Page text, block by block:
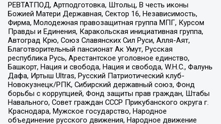
РЕВТАТПОД, Артподготовка, Штольц, В честь иконы
Божией Матери Державная, Сектор 16, Независимость,
Фирма, Молодежная правозащитная группа МПГ, Курсом
Правды и Единения, Каракольская инициативная группа,
Автоград Крю, Союз Славянских Сил Руси, Алля-Аят,
Благотворительный пансионат Ак Умут, Русская
республика Русь, Арестантское уголовное единство,
Башкорт, Нация и свобода, Нация и свобода, W.H.С., Фалунь
Дафа, Иртыш Ultras, Русский Патриотический клуб-
Новокузнецк/РПК, Сибирский державный союз, Фонд
борьбы с коррупцией, Фонд защиты прав граждан, Штабы
Навального, Совет граждан СССР Прикубанского округа г.
Краснодара, Мужское государство, Народное
объединение русского движения, Народное движение